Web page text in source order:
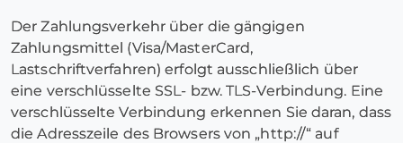
Der Zahlungsverkehr über die gängigen
Zahlungsmittel (Visa/MasterCard,
Lastschriftverfahren) erfolgt ausschließlich über
eine verschlüsselte SSL- bzw. TLS-Verbindung. Eine
verschlüsselte Verbindung erkennen Sie daran, dass
die Adresszeile des Browsers von „http://“ auf